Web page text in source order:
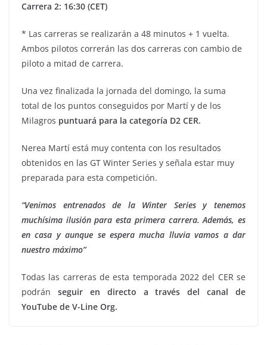
Carrera 2: 16:30 (CET)
* Las carreras se realizarán a 48 minutos + 1 vuelta.
Ambos pilotos correrán las dos carreras con cambio de
piloto a mitad de carrera.
Una vez finalizada la jornada del domingo, la suma
total de los puntos conseguidos por Martí y de los
Milagros puntuará para la categoría D2 CER.
Nerea Martí está muy contenta con los resultados
obtenidos en las GT Winter Series y señala estar muy
preparada para esta competición.
“Venimos entrenados de la Winter Series y tenemos
muchísima ilusión para esta primera carrera. Además, es
en casa y aunque se espera mucha lluvia vamos a dar
nuestro máximo”
Todas las carreras de esta temporada 2022 del CER se
podrán seguir en directo a través del canal de
YouTube de V-Line Org.